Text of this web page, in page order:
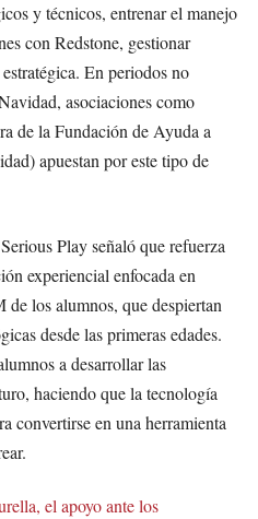
y técnicos, entrenar el manejo
con Redstone, gestionar
En periodos no
asociaciones como
de la Fundación de Ayuda a
apuestan por este tipo de
Play señaló que refuerza
experiencial enfocada en
los alumnos, que despiertan
desde las primeras edades.
a desarrollar las
haciendo que la tecnología
convertirse en una herramienta
el apoyo ante los